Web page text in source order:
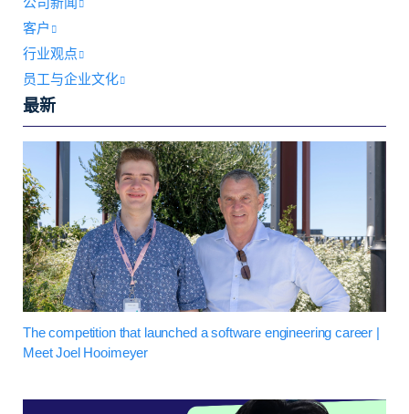
客户
行业观点
员工与企业文化
最新
The competition that launched a software engineering career |
Meet Joel Hooimeyer